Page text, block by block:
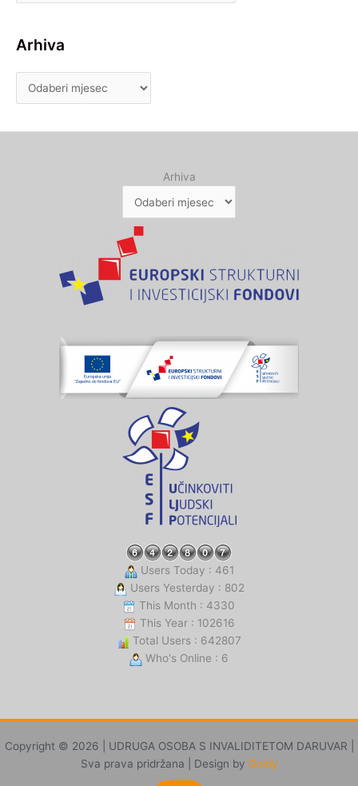
Arhiva
Arhiva
Users Today : 461
Users Yesterday : 802
This Month : 4330
This Year : 102616
Total Users : 642807
Who's Online : 6
Copyright © 2026 | UDRUGA OSOBA S INVALIDITETOM DARUVAR |
Sva prava pridržana | Design by Goldy